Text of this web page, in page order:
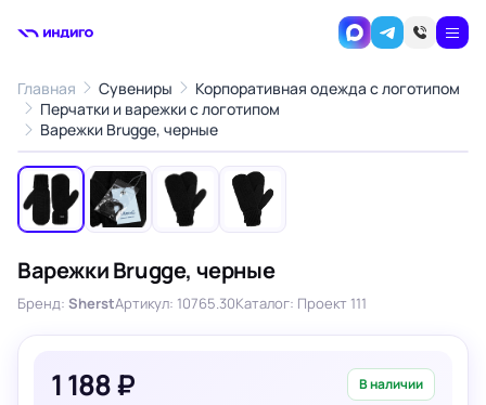
Главная Сувениры
Корпоративная одежда с логотипом
Перчатки и варежки с логотипом
Варежки Brugge, черные
‹ ›
Варежки Brugge, черные
Бренд: SherstАртикул: 10765.30Каталог: Проект 111
1 188 ₽ В наличии